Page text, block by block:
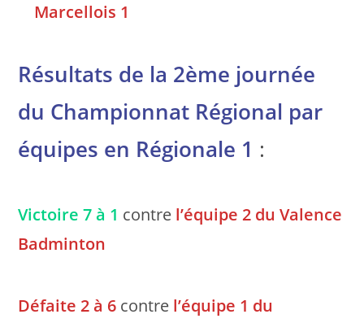
Marcellois 1
Résultats de la 2ème journée
du Championnat Régional par
équipes en Régionale 1 :
Victoire 7 à 1 contre l’équipe 2 du Valence
Badminton
Défaite 2 à 6 contre l’équipe 1 du